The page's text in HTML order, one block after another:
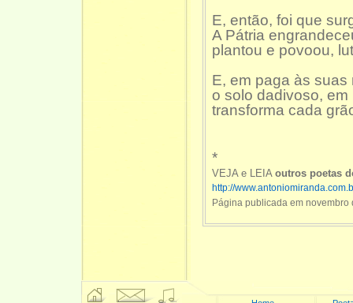
E, então, foi que
A Pátria
plantou e povoou,
E, em paga às
o solo dadivoso,
transforma cada
*
VEJA e LEIA outros poetas
http://
Página publicada em novembro